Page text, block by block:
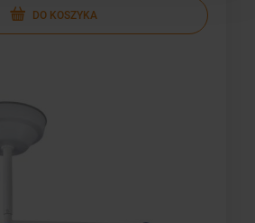
DO KOSZYKA